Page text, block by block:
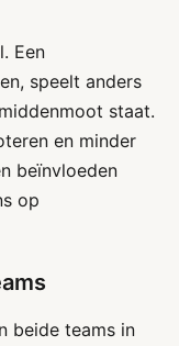
Een
speelt anders
staat.
en minder
beïnvloeden
op
beide teams in